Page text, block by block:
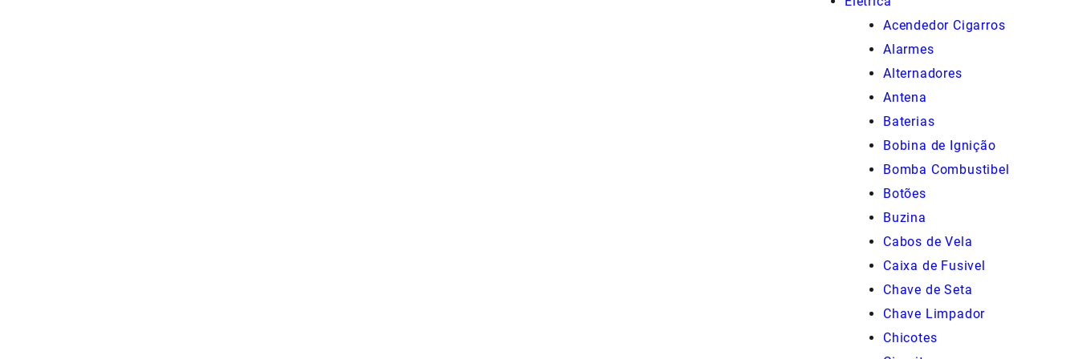
Acendedor Cigarros
Alarmes
Alternadores
Antena
Baterias
Bobina de Ignição
Bomba Combustibel
Botões
Buzina
Cabos de Vela
Caixa de Fusivel
Chave de Seta
Chave Limpador
Chicotes